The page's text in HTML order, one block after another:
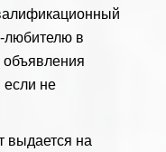
любителю в
объявления
если не
выдается на